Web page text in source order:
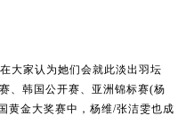
大家认为她们会就此淡出羽坛
、韩国公开赛、亚洲锦标赛(杨
黄金大奖赛中，杨维/张洁雯也成